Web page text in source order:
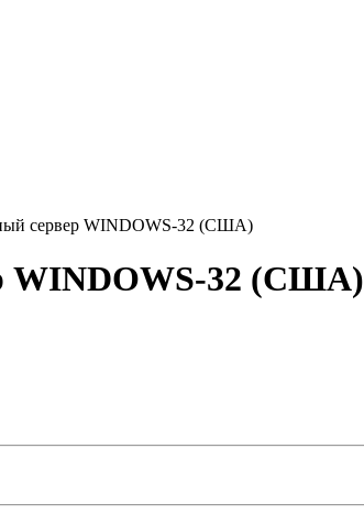
сервер WINDOWS-32 (США)
WINDOWS-32 (США)